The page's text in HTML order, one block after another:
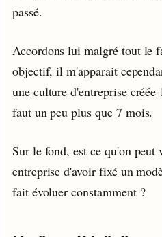
passé.
Accordons lui malgré tout le
objectif, il m'apparait
une culture d'entreprise
faut un peu plus que 7 mois.
Sur le fond, est ce qu'on peut
entreprise d'avoir fixé un
fait évoluer constamment ?